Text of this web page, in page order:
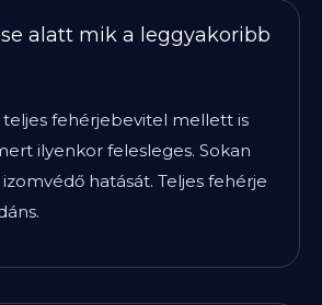
alatt mik a leggyakoribb
teljes fehérjebevitel mellett is
ilyenkor felesleges. Sokan
hatását. Teljes fehérje